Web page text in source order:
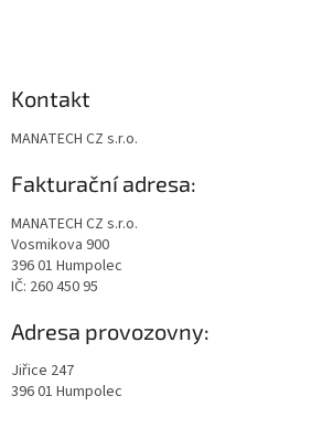
Kontakt
MANATECH CZ s.r.o.
Fakturační adresa:
MANATECH CZ s.r.o.
Vosmikova 900
396 01 Humpolec
IČ: 260 450 95
Adresa provozovny:
Jiřice 247
396 01 Humpolec